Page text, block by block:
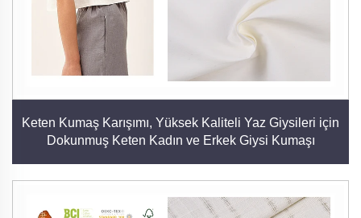
Keten Kumaş Karışımı, Yüksek Kaliteli Yaz Giysileri için
Dokunmuş Keten Kadın ve Erkek Giysi Kumaşı